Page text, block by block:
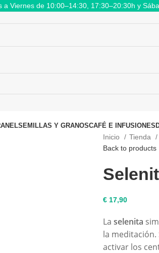
a Viernes de 10:00–14:30, 17:30–20:30h y
SEMILLAS Y GRANOSCAFÉ E INFUSIONES
Inicio Tienda
Back to products
€ 17,90
La selenita
la meditación.
activar los